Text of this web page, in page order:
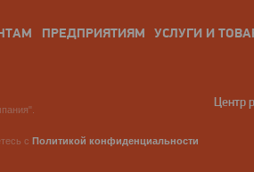
ПРЕДПРИЯТИЯМ УСЛУГИ И
Центр
с Политикой конфиденциальности